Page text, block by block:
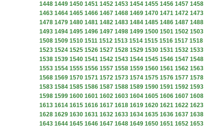
1448 1449 1450 1451 1452 1453 1454 1455 1456 1457 1458
1463 1464 1465 1466 1467 1468 1469 1470 1471 1472 1473
1478 1479 1480 1481 1482 1483 1484 1485 1486 1487 1488
1493 1494 1495 1496 1497 1498 1499 1500 1501 1502 1503
1508 1509 1510 1511 1512 1513 1514 1515 1516 1517 1518
1523 1524 1525 1526 1527 1528 1529 1530 1531 1532 1533
1538 1539 1540 1541 1542 1543 1544 1545 1546 1547 1548
1553 1554 1555 1556 1557 1558 1559 1560 1561 1562 1563
1568 1569 1570 1571 1572 1573 1574 1575 1576 1577 1578
1583 1584 1585 1586 1587 1588 1589 1590 1591 1592 1593
1598 1599 1600 1601 1602 1603 1604 1605 1606 1607 1608
1613 1614 1615 1616 1617 1618 1619 1620 1621 1622 1623
1628 1629 1630 1631 1632 1633 1634 1635 1636 1637 1638
1643 1644 1645 1646 1647 1648 1649 1650 1651 1652 1653